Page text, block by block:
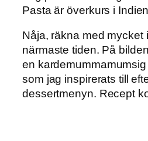
Pasta är överkurs i
Nåja, räkna med mycket
närmaste tiden. På
en
som jag inspirerats till
dessertmenyn. Recept